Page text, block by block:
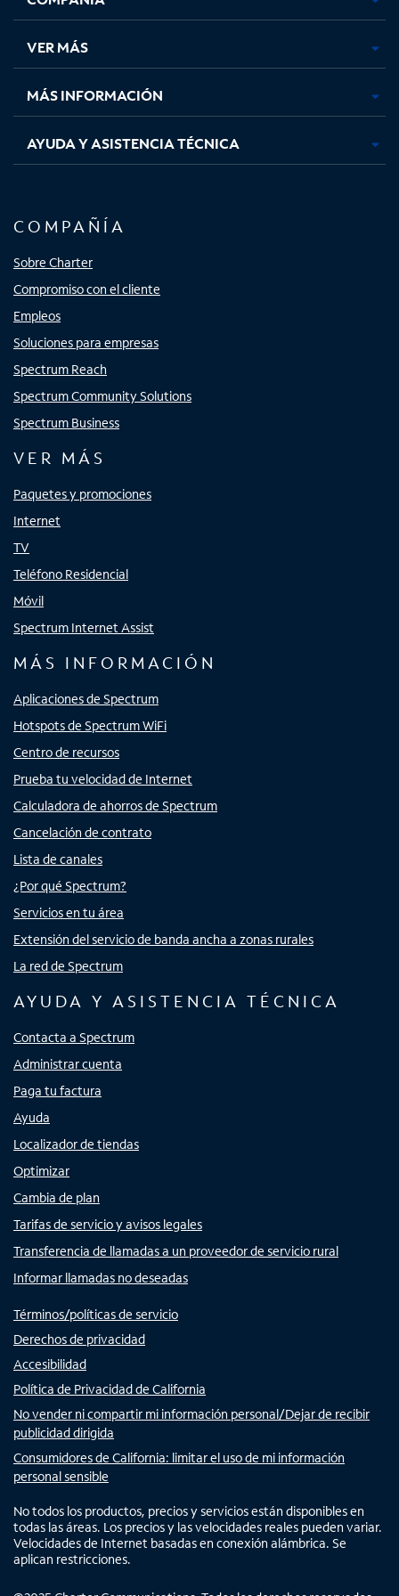
en
pestaña
nueva
en
pestaña
nueva
en
pestaña
nueva
en
nueva
VER MÁS
MÁS INFORMACIÓN
AYUDA Y ASISTENCIA TÉCNICA
COMPAÑÍA
Sobre Charter
Compromiso con el cliente
Empleos
Soluciones para empresas
Spectrum Reach
Spectrum Community Solutions
Spectrum Business
VER MÁS
Paquetes y promociones
Internet
TV
Teléfono Residencial
Móvil
Spectrum Internet Assist
MÁS INFORMACIÓN
Aplicaciones de Spectrum
Hotspots de Spectrum WiFi
Centro de recursos
Prueba tu velocidad de Internet
Calculadora de ahorros de Spectrum
Cancelación de contrato
Lista de canales
¿Por qué Spectrum?
Servicios en tu área
Extensión del servicio de banda ancha a zonas rurales
La red de Spectrum
AYUDA Y ASISTENCIA TÉCNICA
Contacta a Spectrum
Administrar cuenta
Paga tu factura
Ayuda
Localizador de tiendas
Optimizar
Cambia de plan
Tarifas de servicio y avisos legales
Transferencia de llamadas a un proveedor de servicio rural
Informar llamadas no deseadas
Términos/políticas de servicio
Derechos de privacidad
Accesibilidad
Política de Privacidad de California
No vender ni compartir mi información personal/Dejar de recibir
publicidad dirigida
Consumidores de California: limitar el uso de mi información
personal sensible
No todos los productos, precios y servicios están disponibles en
todas las áreas. Los precios y las velocidades reales pueden variar.
Velocidades de Internet basadas en conexión alámbrica. Se
aplican restricciones.